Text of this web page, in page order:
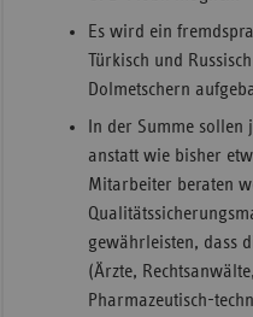
Es wird ein
Türkisch und
Dolmetschern
In der Summe sollen
anstatt wie bisher
Mitarbeiter beraten
gewährleisten, dass
(Ärzte,
Pharmazeutisch-